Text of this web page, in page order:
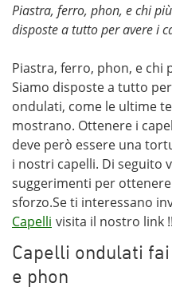
Piastra, ferro, phon, e chi
disposte a tutto per avere i
Piastra, ferro, phon, e chi
Siamo disposte a tutto
ondulati, come le ultime
mostrano. Ottenere i
deve però essere una
i nostri capelli. Di seguito
suggerimenti per ottenere
sforzo.Se ti interessano
Capelli visita il nostro link
Capelli ondulati
e phon